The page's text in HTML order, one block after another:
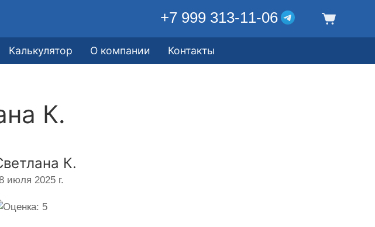
+7 999 313-11-06
Калькулятор О компании Контакты
К.
К.
июля 2025 г.